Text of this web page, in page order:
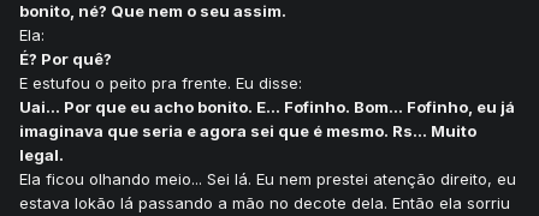
bonito, né? Que nem o seu assim.
Ela:
É? Por quê?
E estufou o peito pra frente. Eu disse:
Uai... Por que eu acho bonito. E... Fofinho. Bom... Fofinho, eu já
imaginava que seria e agora sei que é mesmo. Rs... Muito
legal.
Ela ficou olhando meio... Sei lá. Eu nem prestei atenção direito, eu
estava lokão lá passando a mão no decote dela. Então ela sorriu